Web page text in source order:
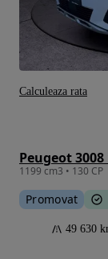
Peugeot
1199 cm3 • 130 CP
Promovat
49 630
Calculeaza rata